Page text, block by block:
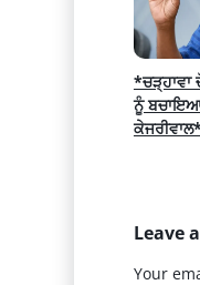
*ਚੜ੍ਹਾਵਾ
ਨੂੰ ਬਚਾਇਆ
Leave
Your